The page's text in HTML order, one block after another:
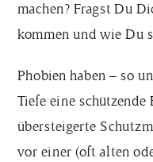
machen? Fragst Du
kommen und wie Du
Phobien haben – so
Tiefe eine
übersteigerte
vor einer (oft alten